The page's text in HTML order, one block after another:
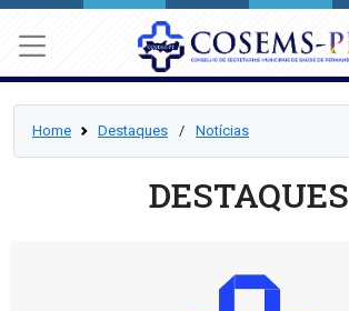
Home Destaques ⠀/⠀ Notícias
DESTAQUES